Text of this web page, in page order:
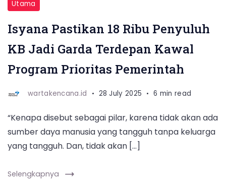
kepada
berisiko
stunting
usai
membuka
Mukernas
Bandung
Senin
Utama
Isyana Pastikan 18 Ribu Penyuluh
KB Jadi Garda Terdepan Kawal
Program Prioritas Pemerintah
wartakencana.id 28 July 2025 6 min read
“Kenapa disebut sebagai pilar, karena tidak akan ada
sumber daya manusia yang tangguh tanpa keluarga
yang tangguh. Dan, tidak akan […]
Selengkapnya